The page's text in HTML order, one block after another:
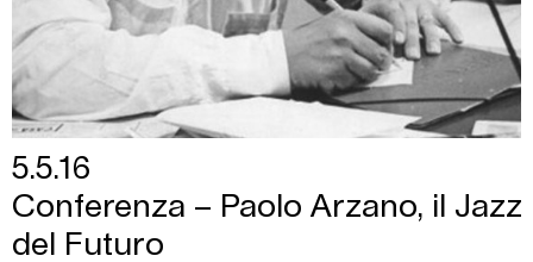
5.5.16
Conferenza – Paolo Arzano, il Jazz
del Futuro